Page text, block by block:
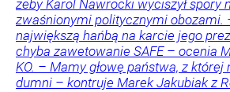
żeby Karol Nawrocki wyciszył spory
zwaśnionymi politycznymi obozami.
największą hańbą na karcie jego
chyba zawetowanie SAFE – ocenia
KO. – Mamy głowę państwa, z której
dumni – kontruje Marek Jakubiak z